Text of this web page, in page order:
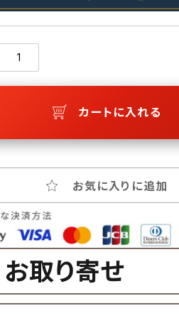
カートに入れる
お気に入りに追加
お取り寄せ